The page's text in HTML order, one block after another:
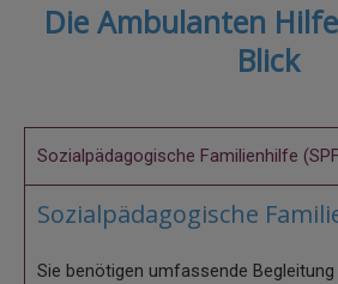
Die Ambulanten
Blick
Sozialpädagogische Familienhilfe
Sozialpädagogische
Sie benötigen umfassende Begleitung